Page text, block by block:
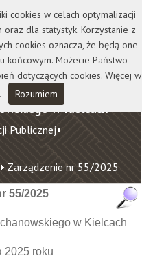
Wydawnictwo
w Kielcach
Publicznej
Zarządzenie nr 55/2025
55/2025
w Kielcach
2025 roku
cookies w celach optymalizacji
oraz dla statystyk. Korzystanie z
cookies oznacza, że będą one
końcowym. Możecie Państwo
dotyczących cookies. Więcej w
. Rozumiem